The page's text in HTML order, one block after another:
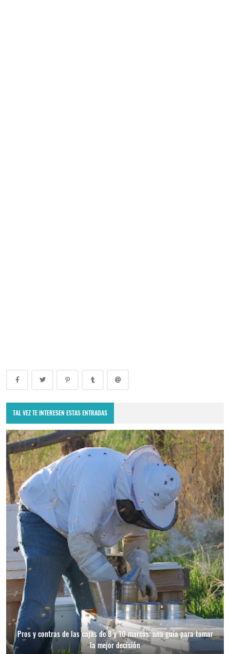
TAL VEZ TE INTERESEN ESTAS ENTRADAS
Pros y contras de las cajas de 8 y 10 marcos: una guía para tomar
la mejor decisión